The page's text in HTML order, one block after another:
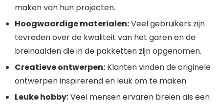
maken van hun projecten.
Hoogwaardige materialen:Veel gebruikers zijn
tevreden over de kwaliteit van het garen en de
breinaalden die in de pakketten zijn opgenomen.
Creatieve ontwerpen: Klanten vinden de originele
ontwerpen inspirerend en leuk om te maken.
Leuke hobby:Veel mensen ervaren breien als een